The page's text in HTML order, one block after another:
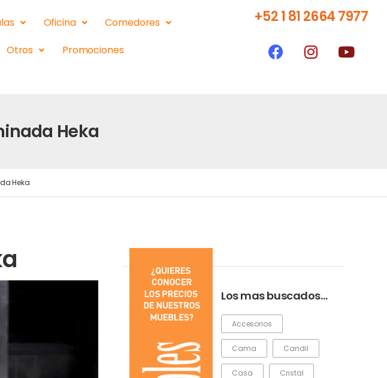
Oficina
Comedores
Otros Promociones
+52 1 81 2664 7977
Heka
Heka
Los mas buscados…
Accesorios
Cama Candil
Casa Cristal